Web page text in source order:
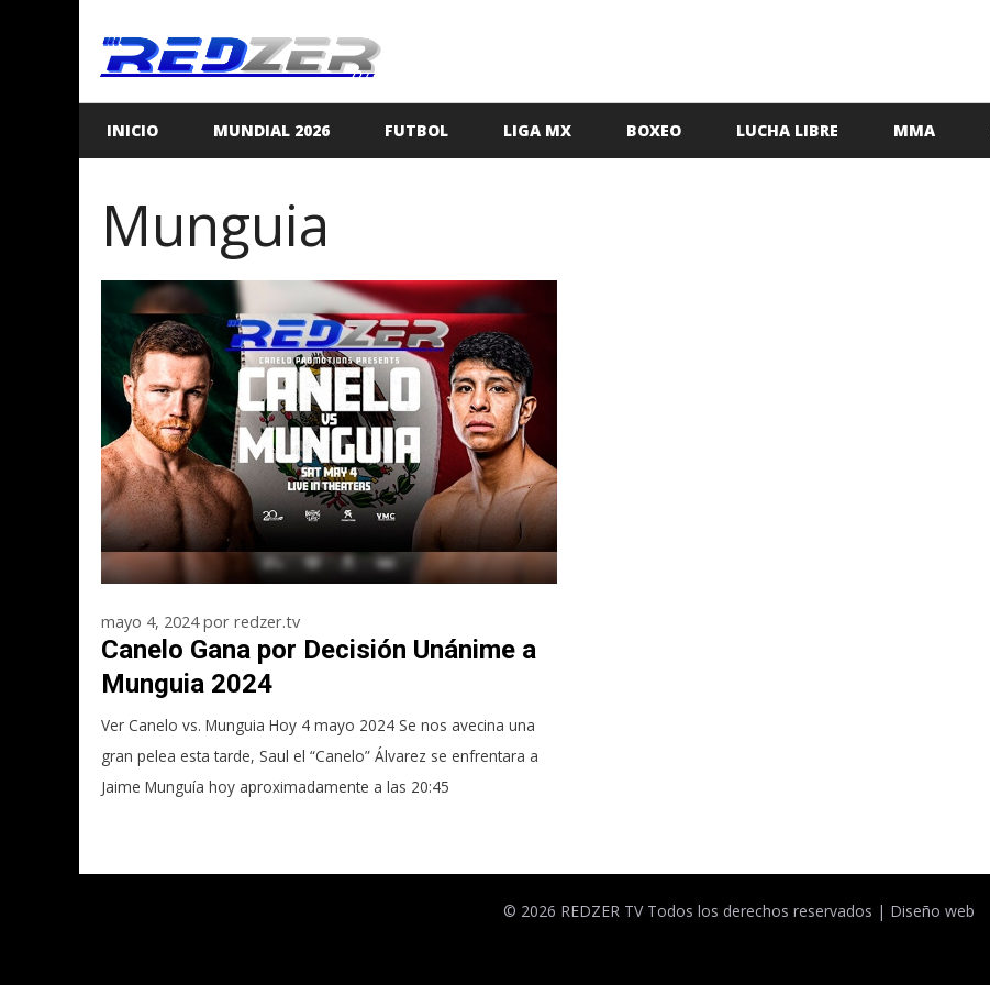
contenido
INICIO MUNDIAL 2026 FUTBOL LIGA MX BOXEO LUCHA LIBRE MMA
Munguia
Canelo Gana por Decisión Unánime a
Munguia 2024
mayo 4, 2024 por redzer.tv
Ver Canelo vs. Munguia Hoy 4 mayo 2024 Se nos avecina una
gran pelea esta tarde, Saul el “Canelo” Álvarez se enfrentara a
Jaime Munguía hoy aproximadamente a las 20:45
© 2026 REDZER TV Todos los derechos reservados | Diseño web